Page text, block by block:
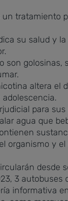
un tratamiento
su salud y
son golosinas,
altera el
para
agua que
organismo y
desde
3 autobuses
informativa